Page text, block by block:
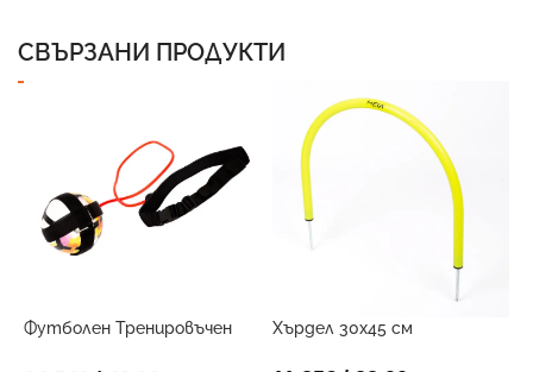
СВЪРЗАНИ ПРОДУКТИ
Футболен Тренировъчен
Хърдел 30х45 см